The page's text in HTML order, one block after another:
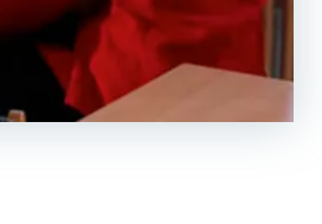
Sie sich registrieren